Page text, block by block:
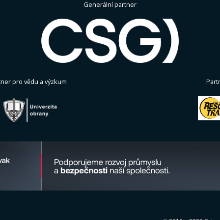
Generální partner
pro vědu a výzkum